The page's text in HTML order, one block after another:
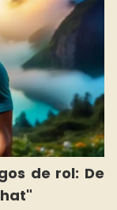
de rol: De